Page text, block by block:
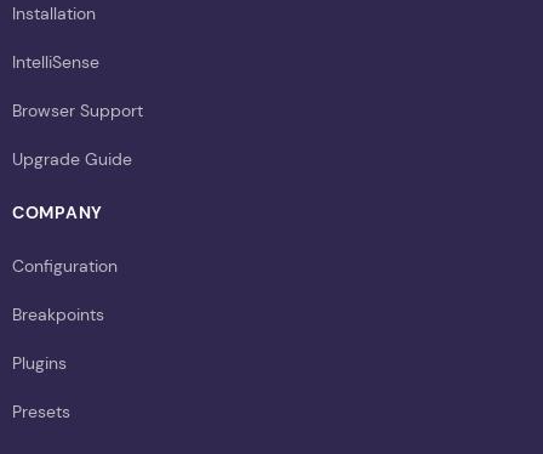
Installation
IntelliSense
Browser Support
Upgrade Guide
COMPANY
Configuration
Breakpoints
Plugins
Presets